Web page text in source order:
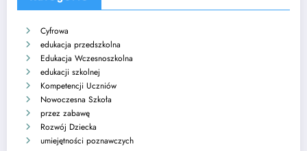
Cyfrowa
edukacja przedszkolna
Edukacja Wczesnoszkolna
edukacji szkolnej
Kompetencji Uczniów
Nowoczesna Szkoła
przez zabawę
Rozwój Dziecka
umiejętności poznawczych